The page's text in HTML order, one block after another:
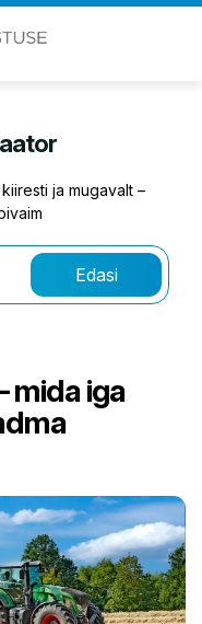
ja mugavalt –
Edasi
mida iga